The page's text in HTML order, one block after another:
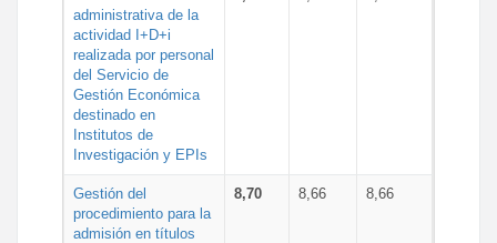
administrativa de la
actividad I+D+i
realizada por personal
del Servicio de
Gestión Económica
destinado en
Institutos de
Investigación y EPIs
Gestión del
procedimiento para la
admisión en títulos
8,70 8,66 8,66